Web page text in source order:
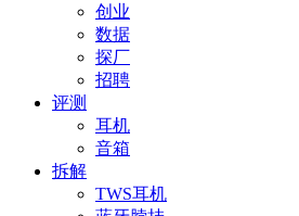
创业
数据
探厂
招聘
评测
耳机
音箱
拆解
TWS耳机